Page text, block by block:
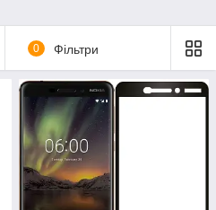
0 Фільтри